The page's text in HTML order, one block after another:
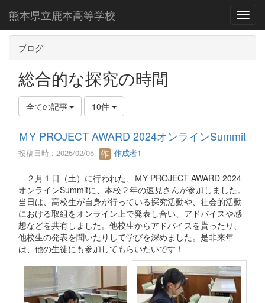
熊本県立鹿本高等学校
ブログ
総合的な探究の時間
全ての記事 10件
ＭY PROJECT AWARD 2024オンラインSummit
投稿日時 : 2025/02/05 作成者1
２月１日（土）に行われた、ＭY PROJECT AWARD 2024
オンラインSummitに、本校２年の速見さんが参加しました。
当日は、高校生が自身が行っている探究活動や、社会的活動
における取組をオンライン上で発表し合い、アドバイスや感
想などを共有しました。他校生からアドバイスを貰ったり、
他校生の発表を聞いたりして学びを深めました。是非来年
は、他の生徒にも参加してもらいたいです！